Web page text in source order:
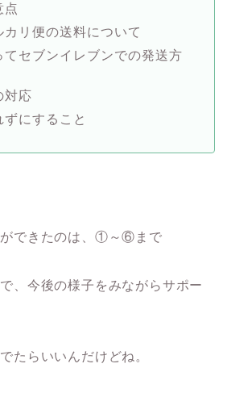
点
カリ便の送料について
てセブンイレブンでの発送方
対応
にすること
ができたのは、①～⑥まで
、今後の様子をみながらサポー
たらいいんだけどね。